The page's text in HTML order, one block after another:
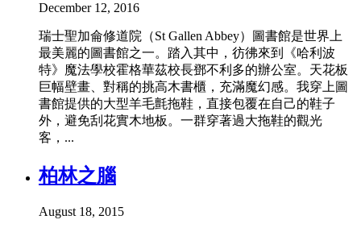
December 12, 2016
瑞士聖加侖修道院（St Gallen Abbey）圖書館是世界上
最美麗的圖書館之一。踏入其中，彷彿來到《哈利波
特》魔法學校霍格華茲校長鄧不利多的辦公室。天花板
巨幅壁畫、對稱的挑高木書櫃，充滿魔幻感。我穿上圖
書館提供的大型羊毛氈拖鞋，直接包覆在自己的鞋子
外，避免刮花實木地板。一群穿著過大拖鞋的觀光
客，...
柏林之腦
August 18, 2015